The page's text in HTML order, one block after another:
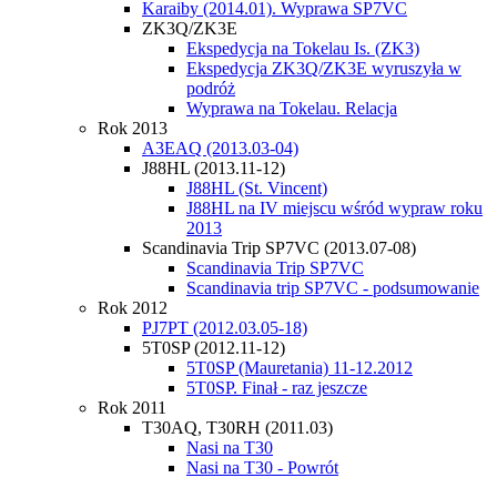
Karaiby (2014.01). Wyprawa SP7VC
ZK3Q/ZK3E
Ekspedycja na Tokelau Is. (ZK3)
Ekspedycja ZK3Q/ZK3E wyruszyła w
podróż
Wyprawa na Tokelau. Relacja
Rok 2013
A3EAQ (2013.03-04)
J88HL (2013.11-12)
J88HL (St. Vincent)
J88HL na IV miejscu wśród wypraw roku
2013
Scandinavia Trip SP7VC (2013.07-08)
Scandinavia Trip SP7VC
Scandinavia trip SP7VC - podsumowanie
Rok 2012
PJ7PT (2012.03.05-18)
5T0SP (2012.11-12)
5T0SP (Mauretania) 11-12.2012
5T0SP. Finał - raz jeszcze
Rok 2011
T30AQ, T30RH (2011.03)
Nasi na T30
Nasi na T30 - Powrót